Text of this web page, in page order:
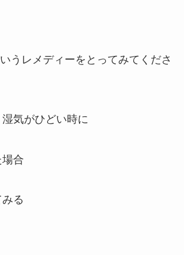
うレメディーをとってみてくださ
気がひどい時に
合
る